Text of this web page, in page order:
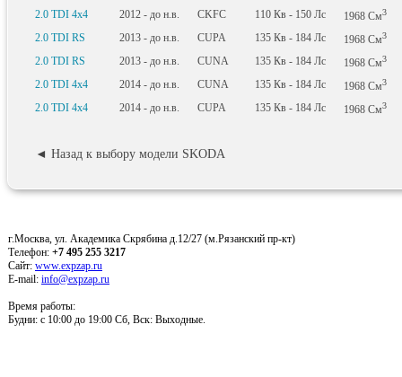
2.0 TDI 4x4 2012 - до н.в. CKFC 110 Кв - 150 Лс 1968 См3
2.0 TDI RS 2013 - до н.в. CUPA 135 Кв - 184 Лс 1968 См3
2.0 TDI RS 2013 - до н.в. CUNA 135 Кв - 184 Лс 1968 См3
2.0 TDI 4x4 2014 - до н.в. CUNA 135 Кв - 184 Лс 1968 См3
2.0 TDI 4x4 2014 - до н.в. CUPA 135 Кв - 184 Лс 1968 См3
◄ Назад к выбору модели SKODA
г.Москва, ул. Академика Скрябина д.12/27 (м.Рязанский пр-кт)
Телефон: +7 495 255 3217
Сайт: www.expzap.ru
E-mail: info@expzap.ru
Время работы:
Будни: c 10:00 до 19:00 Сб, Вск: Выходные.